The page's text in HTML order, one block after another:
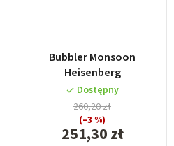
Bubbler Monsoon
Heisenberg
Dostępny
251,30 zł
260,20 zł
(–3 %)